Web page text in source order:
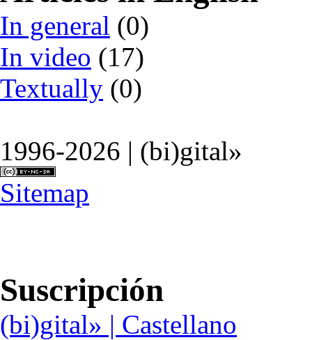
In general (0)
In video (17)
Textually (0)
1996-2026 | (bi)gital»
Sitemap
Suscripción
(bi)gital» | Castellano